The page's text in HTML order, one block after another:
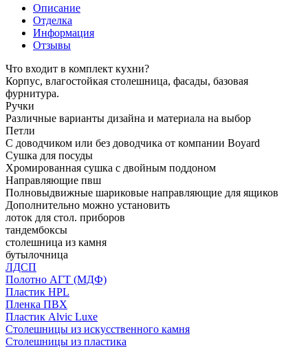
Описание
Отделка
Информация
Отзывы
Что входит в комплект кухни?
Корпус, влагостойкая столешница, фасады, базовая
фурнитура.
Ручки
Различные варианты дизайна и материала на выбор
Петли
С доводчиком или без доводчика от компании Boyard
Сушка для посуды
Хромированная сушка с двойным поддоном
Направляющие пвш
Полновыдвижные шариковые направляющие для ящиков
Дополнительно можно установить
лоток для стол. приборов
тандембоксы
столешница из камня
бутылочница
ЛДСП
Полотно АГТ (МДФ)
Пластик HPL
Пленка ПВХ
Пластик Alvic Luxe
Столешницы из искусственного камня
Столешницы из пластика